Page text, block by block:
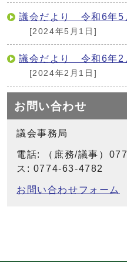
議会だより 令和6年5
[2024年5月1日]
議会だより 令和6年2
[2024年2月1日]
お問い合わせ
議会事務局
電話: （庶務/議事）
ス: 0774-63-4782
お問い合わせフォーム